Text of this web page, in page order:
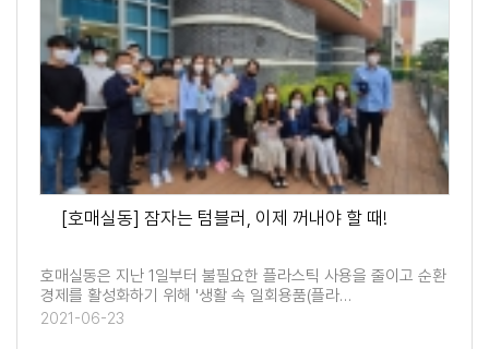
[호매실동] 잠자는 텀블러, 이제 꺼내야 할 때!
호매실동은 지난 1일부터 불필요한 플라스틱 사용을 줄이고 순환
경제를 활성화하기 위해 '생활 속 일회용품(플라…
2021-06-23